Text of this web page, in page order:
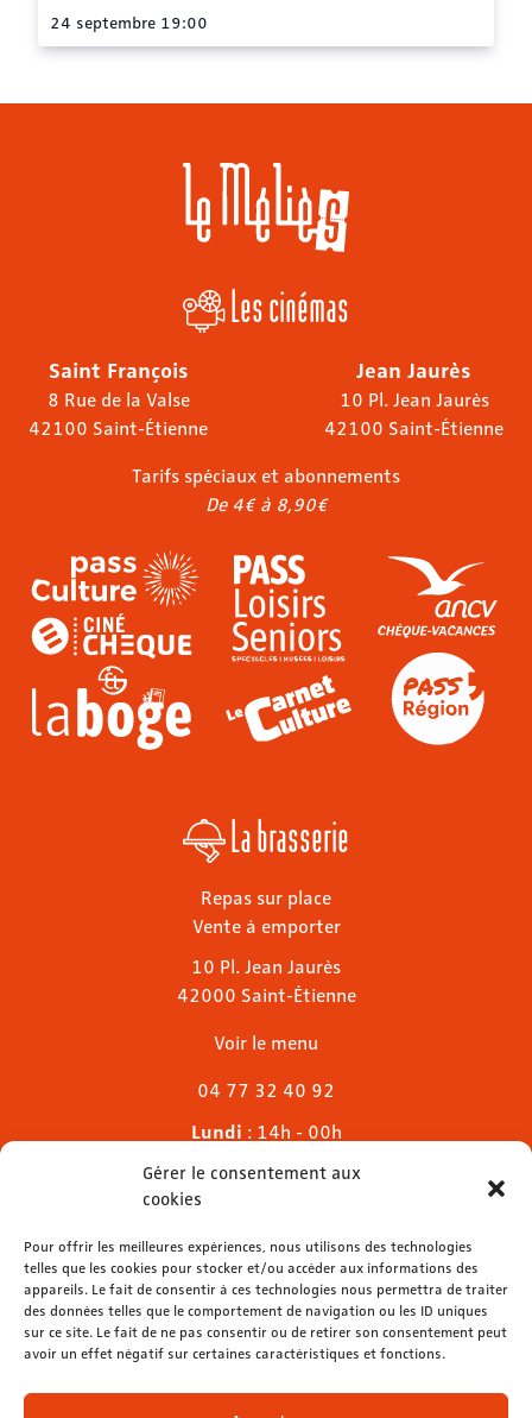
Gérer le consentement aux
cookies
Pour offrir les meilleures expériences, nous utilisons des technologies
telles que les cookies pour stocker et/ou accéder aux informations des
appareils. Le fait de consentir à ces technologies nous permettra de traiter
des données telles que le comportement de navigation ou les ID uniques
sur ce site. Le fait de ne pas consentir ou de retirer son consentement peut
avoir un effet négatif sur certaines caractéristiques et fonctions.
24 septembre 19:00
Les cinémas
Saint François
8 Rue de la Valse
42100 Saint-Étienne
Jean Jaurès
10 Pl. Jean Jaurès
42100 Saint-Étienne
Tarifs spéciaux et abonnements
De 4€ à 8,90€
La brasserie
Repas sur place
Vente à emporter
10 Pl. Jean Jaurès
42000 Saint-Étienne
Voir le menu
04 77 32 40 92
Lundi : 14h - 00h
Mardi & mercredi
Jeudi
Dimanche: 11h - 00h
04 77 32 32 01